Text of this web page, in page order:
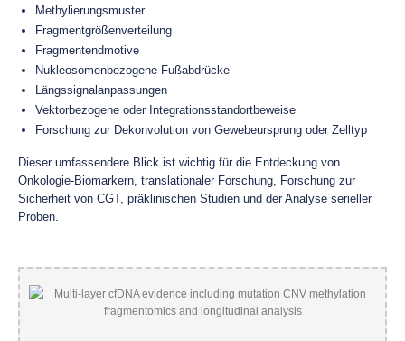
Methylierungsmuster
Fragmentgrößenverteilung
Fragmentendmotive
Nukleosomenbezogene Fußabdrücke
Längssignalanpassungen
Vektorbezogene oder Integrationsstandortbeweise
Forschung zur Dekonvolution von Gewebeursprung oder Zelltyp
Dieser umfassendere Blick ist wichtig für die Entdeckung von
Onkologie-Biomarkern, translationaler Forschung, Forschung zur
Sicherheit von CGT, präklinischen Studien und der Analyse serieller
Proben.